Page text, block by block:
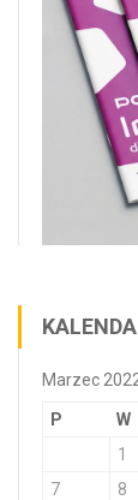
Marzec
P W
1
7
8